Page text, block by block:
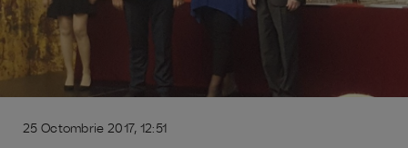
25 Octombrie 2017, 12:51